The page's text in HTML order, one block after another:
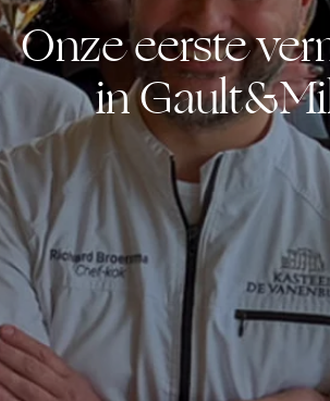
ALLES OP ÉÉN LOCATIE
TROUWZALEN
VOORBEELDOFFERTE
BRUIDSSUITE
TROUWLOCATIE ROUTE
ARRANGEMENTEN
ACTIVITEITEN
CONGRES OF CONFERENTIE
EVENEMENT
VERGADERING
VERGADEREN MET OVERNACHTING
ZALEN
JUBILEUM
FEEST
CONCERT
GROEPSDINER
UITVAART EN CONDOLEANCE
OVER KASTEEL DE VANENBURG
GESCHIEDENIS
ONS TEAM
AGENDA
PLATTEGROND
VERHALEN
IN DE OMGEVING
HUISREGELS EN VEELGESTELDE VRAGEN
Vanenburgerallee 13
3882 RH Putten
Route plannen
0341 375
Onze eerste
in